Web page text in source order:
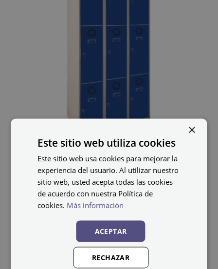
Taquilla metálica
ECOM-25/3 PRO
312,56€ IVA no incluido
×
Este sitio web utiliza cookies
Este sitio web usa cookies para mejorar la
experiencia del usuario. Al utilizar nuestro
sitio web, usted acepta todas las cookies
de acuerdo con nuestra Política de
cookies. Más información
ACEPTAR
RECHAZAR